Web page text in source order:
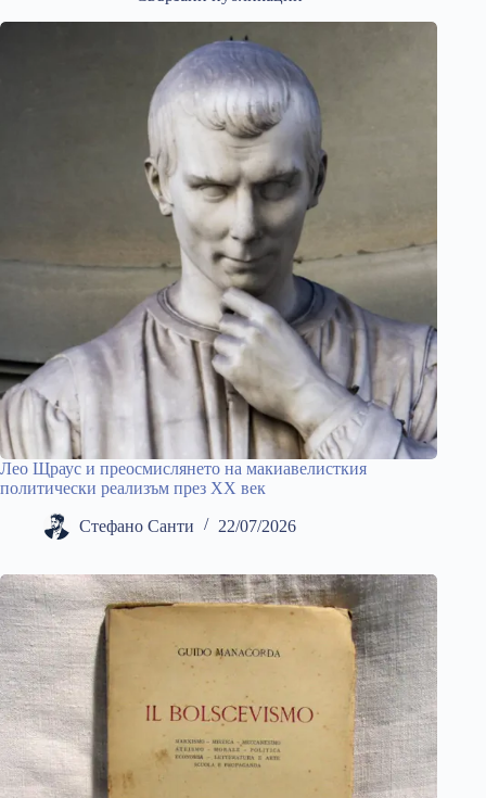
Лео Щраус и преосмислянето на макиавелисткия
политически реализъм през ХХ век
Стефано Санти 22/07/2026